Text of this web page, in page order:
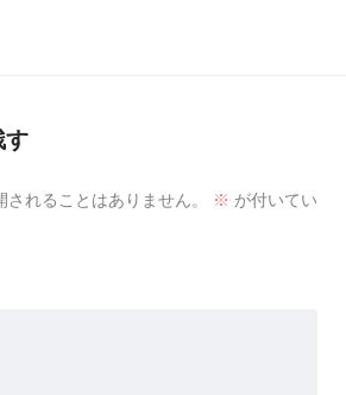
す
れることはありません。 ※ が付いてい